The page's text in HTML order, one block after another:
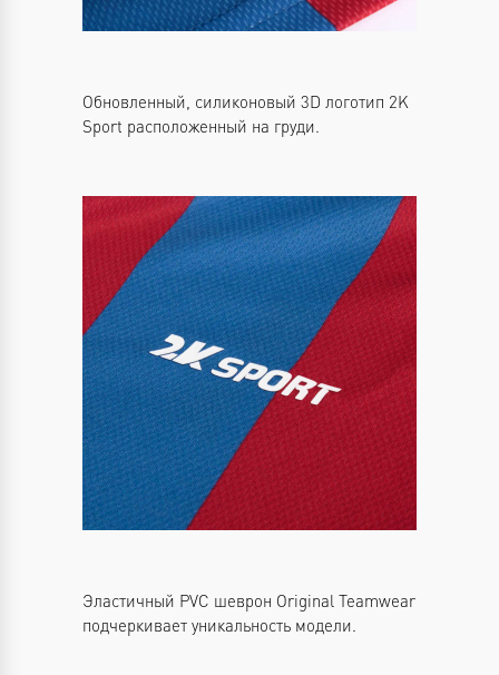
Обновленный, силиконовый 3D логотип 2K
Sport расположенный на груди.
Эластичный PVC шеврон Original Teamwear
подчеркивает уникальность модели.